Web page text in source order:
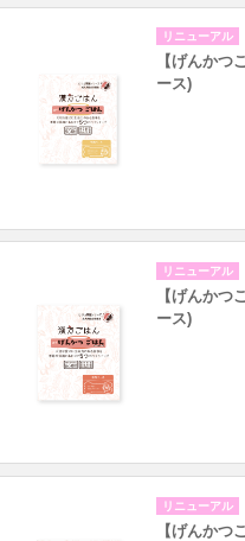
リニューアル
【げんかつ
ース)
リニューアル
【げんかつ
ース)
リニューアル
【げんかつ